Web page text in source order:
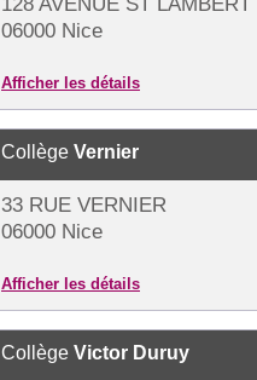
06000 Nice
Afficher les détails
Collège Vernier
33 RUE VERNIER
06000 Nice
Afficher les détails
Collège Victor Duruy